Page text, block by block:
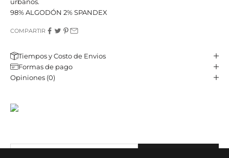
98% ALGODÓN 2% SPANDEX
COMPARTIR
Tiempos y Costo de Envios
Formas de pago
Opiniones (0)
Sé parte de nuestro email-club y recibí contenido y beneficios
Correo electrónico